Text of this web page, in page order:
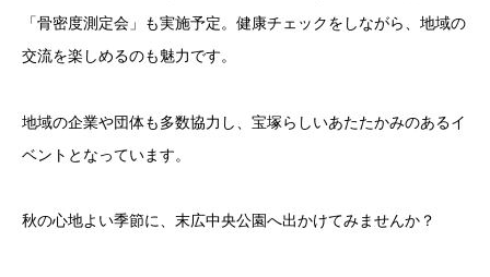
「骨密度測定会」も実施予定。健康チェックをしながら、地域の
交流を楽しめるのも魅力です。
地域の企業や団体も多数協力し、宝塚らしいあたたかみのあるイ
ベントとなっています。
秋の心地よい季節に、末広中央公園へ出かけてみませんか？